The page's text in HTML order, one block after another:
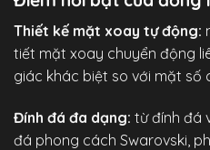
Thiết kế mặt xoay tự động:
tiết mặt xoay chuyển động
giác khác biệt so với mặt số
Đính đá đa dạng: từ đính đá
đá phong cách Swarovski,